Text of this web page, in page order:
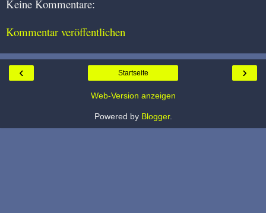
Keine Kommentare:
Kommentar veröffentlichen
‹ ›
Startseite
Web-Version anzeigen
Powered by Blogger.